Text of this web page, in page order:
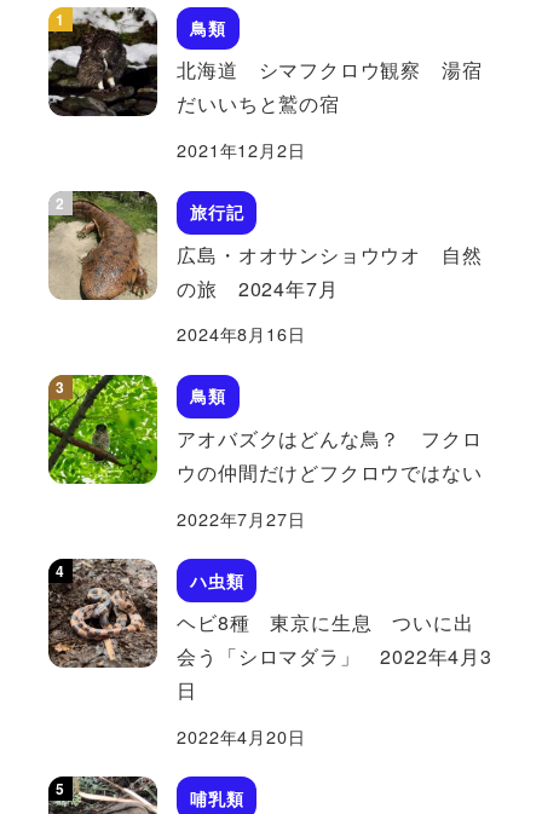
鳥類
北海道 シマフクロウ観察 湯宿
だいいちと鷲の宿
2021年12月2日
旅行記
広島・オオサンショウウオ 自然
の旅 2024年7月
2024年8月16日
鳥類
アオバズクはどんな鳥？ フクロ
ウの仲間だけどフクロウではない
2022年7月27日
ハ虫類
ヘビ8種 東京に生息 ついに出
会う「シロマダラ」 2022年4月3
日
2022年4月20日
哺乳類